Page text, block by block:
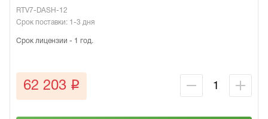
RTV7-DASH-12
Срок поставки: 1-3 дня
Срок лицензии - 1 год.
62 203 q